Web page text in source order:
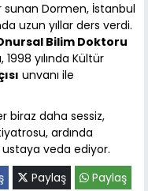
sunan Dormen, İstanbul
uzun yıllar ders verdi.
Bilim Doktoru
yılında Kültür
unvanı ile
biraz daha sessiz,
ardında
veda ediyor.
Paylaş Paylaş